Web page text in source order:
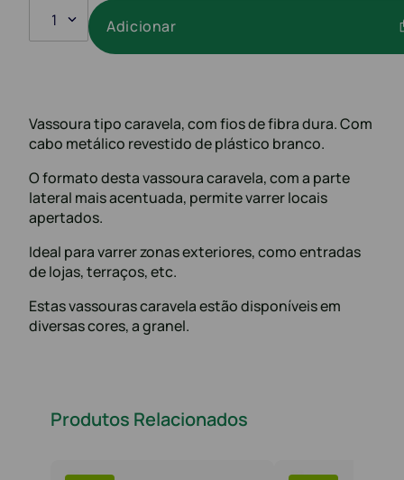
1 Adicionar
Vassoura tipo caravela, com fios de fibra dura. Com
cabo metálico revestido de plástico branco.
O formato desta vassoura caravela, com a parte
lateral mais acentuada, permite varrer locais
apertados.
Ideal para varrer zonas exteriores, como entradas
de lojas, terraços, etc.
Estas vassouras caravela estão disponíveis em
diversas cores, a granel.
Produtos Relacionados